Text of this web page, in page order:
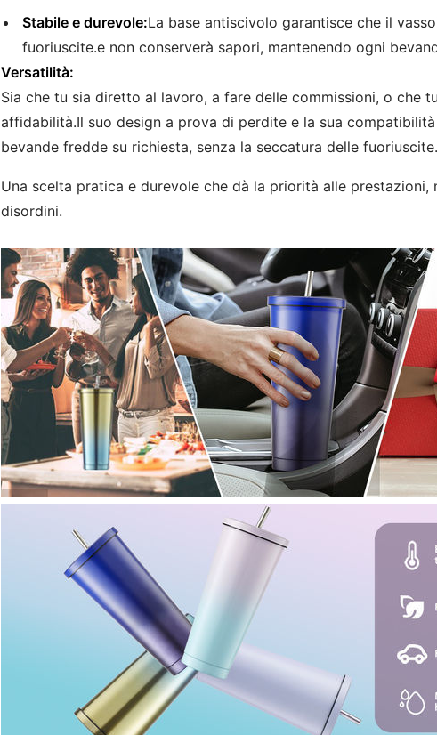
Stabile e durevole:La base antiscivolo garantisce che il
fuoriuscite.e non conserverà sapori, mantenendo ogni
Versatilità:
Sia che tu sia diretto al lavoro, a fare delle commissioni, o che
affidabilità.Il suo design a prova di perdite e la sua
bevande fredde su richiesta, senza la seccatura delle fuoriuscite.
Una scelta pratica e durevole che dà la priorità alle
disordini.